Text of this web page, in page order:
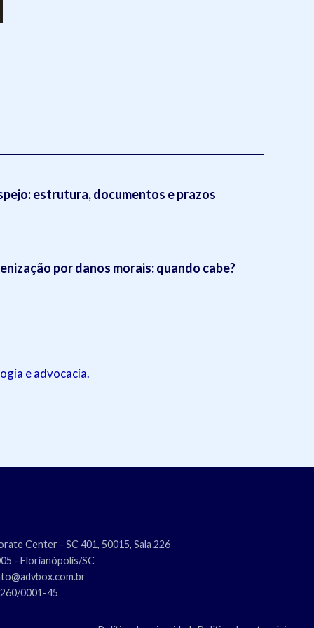
estrutura, documentos e prazos
por danos morais: quando cabe?
e advocacia.
Center - SC 401, 50015, Sala 226
- Florianópolis/SC
0001-45